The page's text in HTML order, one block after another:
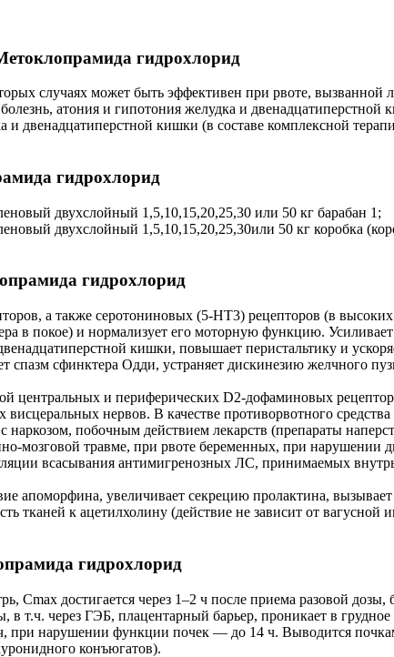
гидрохлорид
случаях может быть эффективен при рвоте,
атония и гипотония желудка и
и двенадцатиперстной кишки (в составе комплексной
гидрохлорид
двухслойный 1,5,10,15,20,25,30 или 50 кг барабан 1;
двухслойный 1,5,10,15,20,25,30или 50 кг коробка
гидрохлорид
а также серотониновых (5-НТ3) рецепторов (в
в покое) и нормализует его моторную функцию.
кишки, повышает перистальтику и
сфинктера Одди, устраняет дискинезию желчного
центральных и периферических D2-дофаминовых
нервов. В качестве противорвотного
наркозом, побочным действием лекарств (препараты
мозговой травме, при рвоте беременных, при
всасывания антимигренозных ЛС, принимаемых
апоморфина, увеличивает секрецию пролактина,
тканей к ацетилхолину (действие не зависит от вагусной
гидрохлорид
Cmax достигается через 1–2 ч после приема разовой
в т.ч. через ГЭБ, плацентарный барьер, проникает в
при нарушении функции почек — до 14 ч. Выводится
конъюгатов).